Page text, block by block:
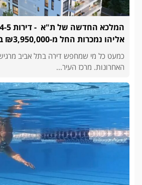
אליהו נמכרות החל מ-₪3,950,000 בלבד
כמעט כל מי שמחפש דירה בתל אביב
האחרונות. מרכז העיר...